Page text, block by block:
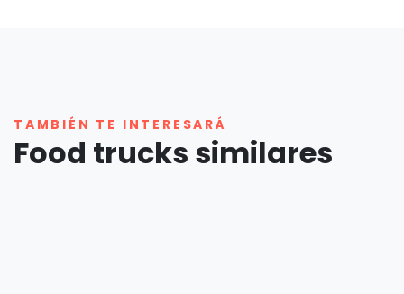
TAMBIÉN TE INTERESARÁ
Food trucks similares